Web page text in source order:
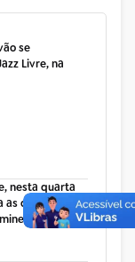
se
Livre, na
nesta quarta
as quartas da
e